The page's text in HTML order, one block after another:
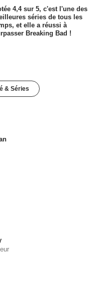
4,4 sur 5, c'est l'une des
séries de tous les
et elle a réussi à
Breaking Bad !
& Séries